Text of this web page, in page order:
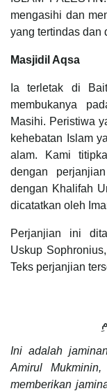
mengasihi dan
yang tertindas dan
Masjidil Aqsa
Ia terletak di
membukanya
Masihi. Peristiwa
kehebatan Islam
alam. Kami
dengan
dengan Khalifah
dicatatkan oleh
Perjanjian ini
Uskup
Teks perjanjian
Ini adalah
Amirul
memberikan